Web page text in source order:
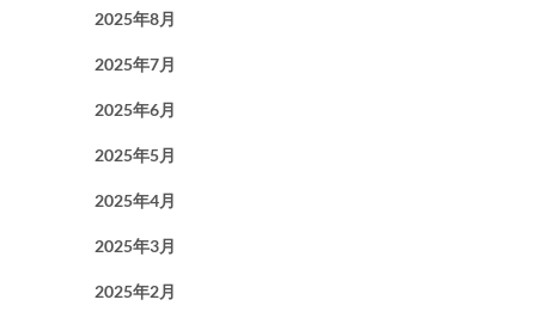
2025年8月
2025年7月
2025年6月
2025年5月
2025年4月
2025年3月
2025年2月